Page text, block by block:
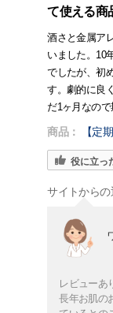
て使える商
酒さと金属ア
いました。10
でしたが、初
す。劇的に良
だ1ヶ月なので
商品： 【定
役に立っ
サイトからの
レビューあ
長年お肌の